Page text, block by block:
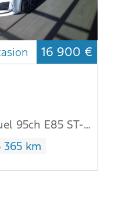
16 900 €
1.0 Flexifuel 95ch E85 ST-Line 5p
365 km